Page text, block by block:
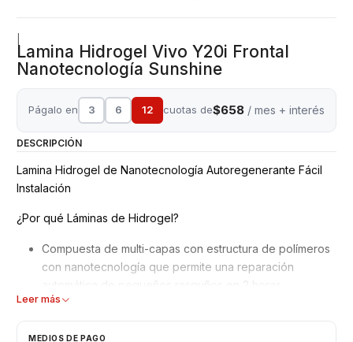
Lamina Hidrogel Vivo Y20i Frontal
Nanotecnología Sunshine
Págalo en 3 6 12 cuotas de$658 / mes + interés
DESCRIPCIÓN
Lamina Hidrogel de Nanotecnología Autoregenerante Fácil
Instalación
¿Por qué Láminas de Hidrogel?
Compuesta de multi-capas con estructura de polímeros
con nanotecnología que permite una reparación
automática de pequeños rasguños en 2 horas.
Mejor adaptación y absorción de golpes, debido a su
No interfiere en el reconocimiento de la huella dactilar
Leer más
MEDIOS DE PAGO